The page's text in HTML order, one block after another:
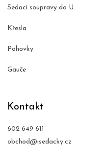
Sedací soupravy do U
Křesla
Pohovky
Gauče
Kontakt
602 649 611
obchod@isedacky.cz